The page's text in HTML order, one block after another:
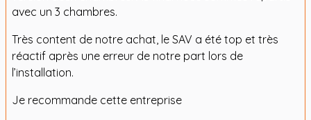
avec un 3 chambres.
Très content de notre achat, le SAV a été top et très
réactif après une erreur de notre part lors de
l’installation.
Je recommande cette entreprise